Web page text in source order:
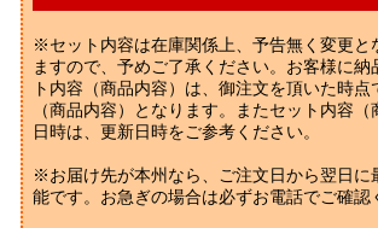
※セット内容は在庫関係上、予告無く変更と
ますので、予めご了承ください。お客様に納
ト内容（商品内容）は、御注文を頂いた時点
（商品内容）となります。またセット内容
日時は、更新日時をご参考ください。
※お届け先が本州なら、ご注文日から翌日に
能です。お急ぎの場合は必ずお電話でご確認